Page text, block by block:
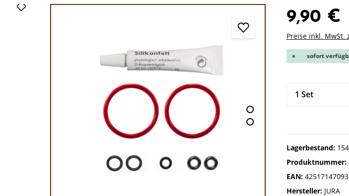
Bildergalerie überspringen 9,90 €
Preise inkl. MwSt.
sofort
Produkt
Lagerbestand: 154
Produktnummer:
EAN:
Hersteller: JURA